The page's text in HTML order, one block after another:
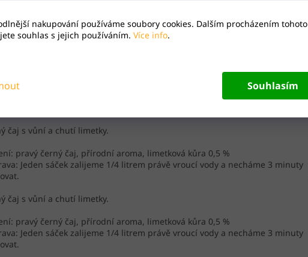
nakupování používáme soubory cookies. Dalším procházením tohoto
souhlas s jejich používáním. Více info.
Souhlasím
v čisté přírodě
čaj s vůní a chutí limetky.
pravý černý čaj, přírodní aroma, limetková kůra 0,5 %
Jeden sáček zalijeme 1/4 litrem právě vroucí vody a necháme 3 minuty
čaj s vůní a chutí limetky.
pravý černý čaj, přírodní aroma, limetková kůra 0,5 %
Jeden sáček zalijeme 1/4 litrem právě vroucí vody a necháme 3 minuty